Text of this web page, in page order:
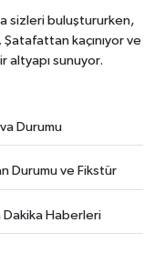
sizleri buluştururken,
kaçınıyor ve
altyapı sunuyor.
Durumu
Durumu ve Fikstür
Dakika Haberleri